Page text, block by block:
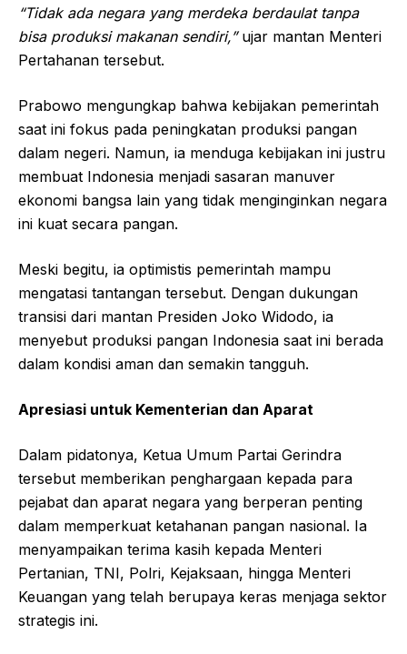
“Tidak ada negara yang merdeka berdaulat tanpa
bisa produksi makanan sendiri,”ujar mantan Menteri
Pertahanan tersebut.
Prabowo mengungkap bahwa kebijakan pemerintah
saat ini fokus pada peningkatan produksi pangan
dalam negeri. Namun, ia menduga kebijakan ini justru
membuat Indonesia menjadi sasaran manuver
ekonomi bangsa lain yang tidak menginginkan negara
ini kuat secara pangan.
Meski begitu, ia optimistis pemerintah mampu
mengatasi tantangan tersebut. Dengan dukungan
transisi dari mantan Presiden Joko Widodo, ia
menyebut produksi pangan Indonesia saat ini berada
dalam kondisi aman dan semakin tangguh.
Apresiasi untuk Kementerian dan Aparat
Dalam pidatonya, Ketua Umum Partai Gerindra
tersebut memberikan penghargaan kepada para
pejabat dan aparat negara yang berperan penting
dalam memperkuat ketahanan pangan nasional. Ia
menyampaikan terima kasih kepada Menteri
Pertanian, TNI, Polri, Kejaksaan, hingga Menteri
Keuangan yang telah berupaya keras menjaga sektor
strategis ini.